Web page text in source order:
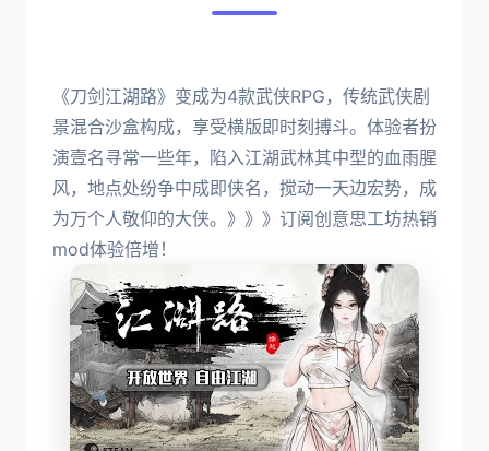
《刀剑江湖路》变成为4款武侠RPG，传统武侠剧
景混合沙盒构成，享受横版即时刻搏斗。体验者扮
演壹名寻常一些年，陷入江湖武林其中型的血雨腥
风，地点处纷争中成即侠名，搅动一天边宏势，成
为万个人敬仰的大侠。》》》订阅创意思工坊热销
mod体验倍增！